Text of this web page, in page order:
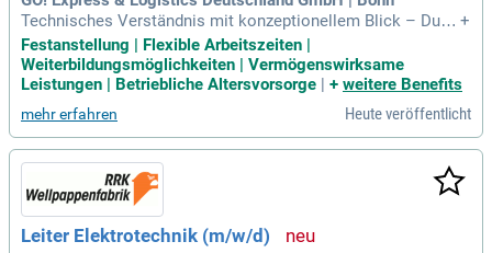
Technisches Verständnis mit konzeptionellem Blick – Du k
ennst typische Sicherheitsmaßnahmen (z. B. Netzwerk, Syst
eme, IAM, Logging) nicht nur theoretisch, sondern kannst di
ese bewerten und in Anforderungen übersetzen.
+
Festanstellung | Flexible Arbeitszeiten |
Weiterbildungsmöglichkeiten | Vermögenswirksame
Leistungen | Betriebliche Altersvorsorge | + weitere Benefits
mehr erfahren Heute veröffentlicht
Leiter Elektrotechnik (m/w/d)